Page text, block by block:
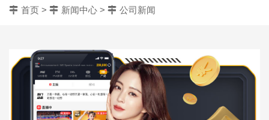
首页 > 新闻中心 > 公司新闻